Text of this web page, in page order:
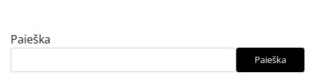
Paieška
Paieška